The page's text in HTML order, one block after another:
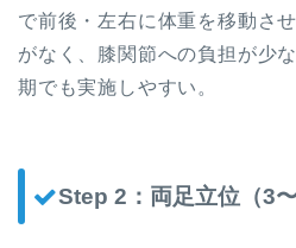
で前後・左右に体重を移動さ
がなく、膝関節への負担が少
期でも実施しやすい。
Step 2：両足立位（3〜